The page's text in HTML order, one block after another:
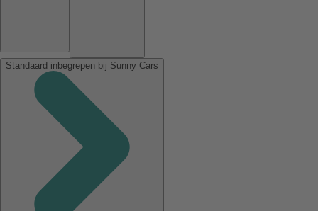
Standaard inbegrepen bij Sunny Cars